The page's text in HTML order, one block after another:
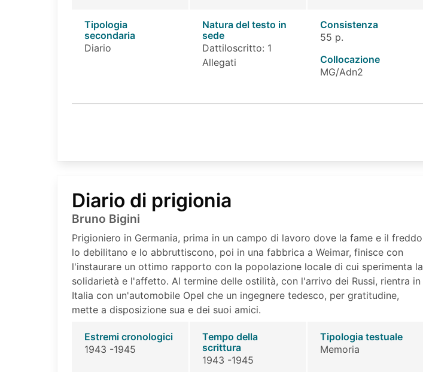
Tipologia
secondaria
Diario
Natura del testo in
sede
Dattiloscritto: 1
Allegati
Consistenza
55 p.
Collocazione
MG/Adn2
Diario di prigionia
Bruno Bigini
Prigioniero in Germania, prima in un campo di lavoro dove la fame e il freddo
lo debilitano e lo abbruttiscono, poi in una fabbrica a Weimar, finisce con
l'instaurare un ottimo rapporto con la popolazione locale di cui sperimenta la
solidarietà e l'affetto. Al termine delle ostilità, con l'arrivo dei Russi, rientra in
Italia con un'automobile Opel che un ingegnere tedesco, per gratitudine,
mette a disposizione sua e dei suoi amici.
Estremi cronologici
1943 -1945
Tempo della
scrittura
1943 -1945
Tipologia testuale
Memoria